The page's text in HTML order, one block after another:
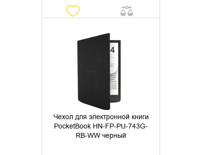
Чехол для электронной книги
PocketBook HN-FP-PU-743G-
RB-WW черный
ДОБАВИТЬ В КОРЗИНУ
КУПИТЬ В 1 КЛИК